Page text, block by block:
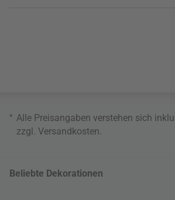
* Alle Preisangaben verstehen sich
zzgl. Versandkosten
Beliebte Dekorationen